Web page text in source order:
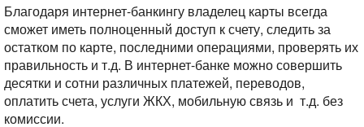
Благодаря интернет-банкингу владелец карты всегда
сможет иметь полноценный доступ к счету, следить за
остатком по карте, последними операциями, проверять их
правильность и т.д. В интернет-банке можно совершить
десятки и сотни различных платежей, переводов,
оплатить счета, услуги ЖКХ, мобильную связь и т.д. без
комиссии.